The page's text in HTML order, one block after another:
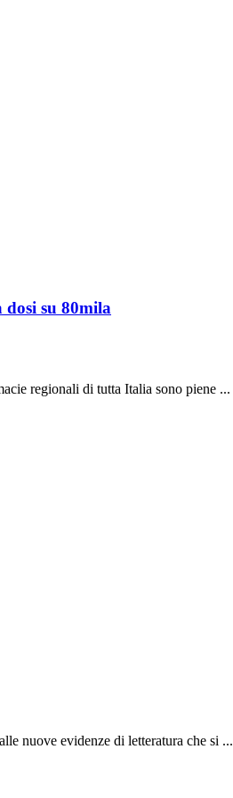
dosi su 80mila
regionali di tutta Italia sono piene ...
nuove evidenze di letteratura che si ...